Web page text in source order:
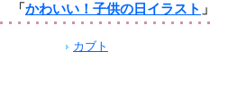
「かわいい！子供の日イラスト 」
カブト